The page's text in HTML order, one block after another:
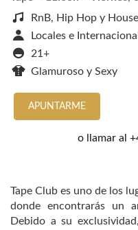
RnB, Hip Hop y House
Locales e
21+
Glamuroso y Sexy
APUNTARME
o llamar al
Tape Club es uno de los
donde encontrarás un
Debido a su